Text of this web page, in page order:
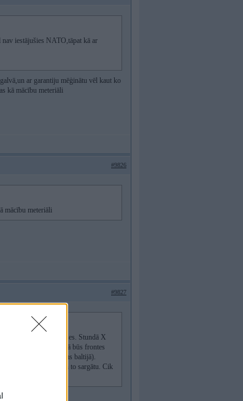
iestājušies NATO,tāpat kā ar
ar garantiju mēģinātu vēl kaut ko
kā mācību meteriāli
#9826
mācību meteriāli
#9827
ir savas valsts intereses. Stundā X
braukt mums palīgā būs frontes
kipišs notiek pie mums baltijā).
Suvalku koridora un to sargātu. Cik